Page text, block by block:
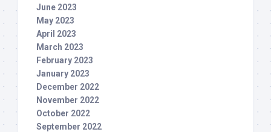
June 2023
May 2023
April 2023
March 2023
February 2023
January 2023
December 2022
November 2022
October 2022
September 2022